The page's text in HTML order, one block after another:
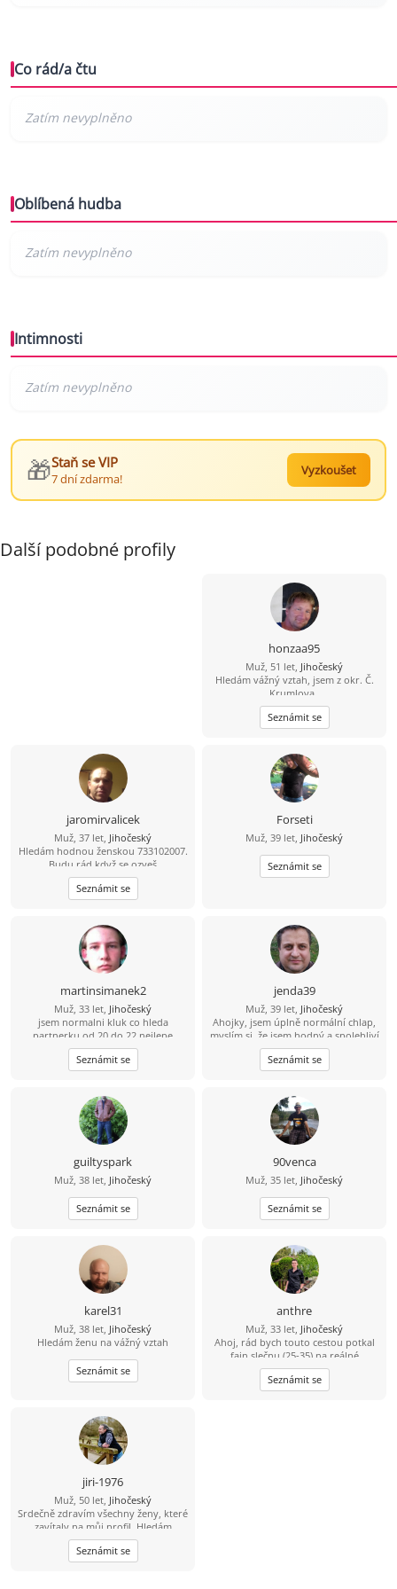
Co rád/a čtu
Oblíbená hudba
Intimnosti
🎁Staň se VIP
7 dní zdarma!
Vyzkoušet
Další podobné profily
honzaa95
Muž, 51 let, Jihočeský
Hledám vážný vztah, jsem z okr. Č.
Krumlova,.
Seznámit se
jaromirvalicek
Muž, 37 let, Jihočeský
Hledám hodnou ženskou 733102007.
Budu rád když se ozveš
Seznámit se
Forseti
Muž, 39 let, Jihočeský
Seznámit se
martinsimanek2
Muž, 33 let, Jihočeský
jsem normalni kluk co hleda
partnerku od 20 do 22 nejlepe
Seznámit se
jenda39
Muž, 39 let, Jihočeský
Ahojky, jsem úplně normální chlap,
myslím si, že jsem hodný a spolehliví
a že nezkazím žádnou srandu.
Hledám k sobě partnerku na
společnou a pohodovou cestu
překážkou????
Seznámit se
guiltyspark
Muž, 38 let, Jihočeský
Seznámit se
90venca
Muž, 35 let, Jihočeský
Seznámit se
karel31
Muž, 38 let, Jihočeský
Hledám ženu na vážný vztah
Seznámit se
anthre
Muž, 33 let, Jihočeský
Ahoj, rád bych touto cestou potkal
fajn slečnu (25-35) na reálné
seznámení. Že se sice jmenuji Dědek,
ale ve svých 33 letech mám do
starého železa ještě daleko. ????
Seznámit se
jiri-1976
Muž, 50 let, Jihočeský
Srdečně zdravím všechny ženy, které
zavítaly na můj profil. Hledám
pohodovou ženu, která pečuje o své
tělo i duši, žije vědomě a aktivně.
Jsem člověk, který ví, že hledá jednu
Seznámit se